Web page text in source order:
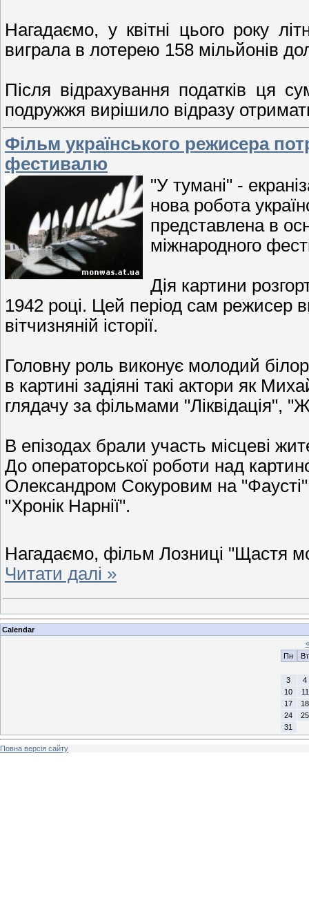
Нагадаємо, у квітні цього року
виграла в лотерею 158 мільйонів
Після відрахування податків ця
подружжя вирішило відразу
Фільм українського режисера
фестивалю
"У тумані" -
нова робота
представлена в
міжнародного
Дія картини
1942 році. Цей період сам режисер
вітчизняній історії.
Головну роль виконує молодий
в картині задіяні такі актори як
глядачу за фільмами "Ліквідація",
В епізодах брали участь місцеві
До операторської роботи над
Олександром Сокуровим на "Фаусті"
"Хронік Нарнії".
Нагадаємо, фільм Лозниці "Щастя
Читати далі »
Calendar
«
Пн
Вт
3
4
10
11
17
18
24
25
31
Повна версія сайту